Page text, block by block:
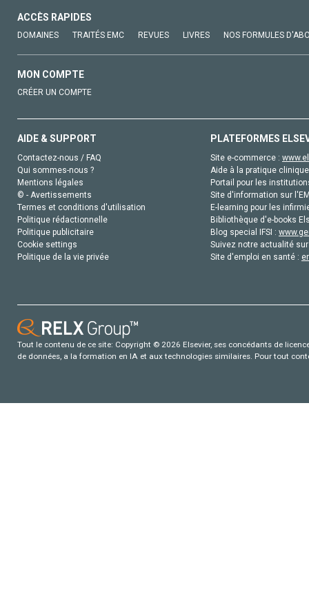
ACCÈS RAPIDES
DOMAINES TRAITÉS EMC REVUES LIVRES NOS FORMULES
MON COMPTE
CRÉER UN COMPTE
AIDE & SUPPORT
Contactez-nous / FAQ
Qui sommes-nous ?
Mentions légales
© - Avertissements
Termes et conditions d'utilisation
Politique rédactionnelle
Politique publicitaire
Cookie settings
Politique de la vie privée
PLATEFORMES
Site e-commerce :
Aide à la pratique
Portail pour les
Site d'information sur
E-learning pour les
Bibliothèque d'e-books
Blog special IFSI :
Suivez notre actualité
Site d'emploi en santé :
Tout le contenu de ce site: Copyright © 2026 Elsevier, ses concédants de
de données, a la formation en IA et aux technologies similaires. Pour tout